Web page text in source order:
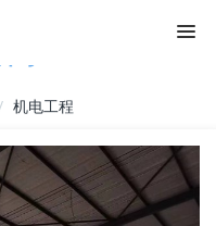
机电工程